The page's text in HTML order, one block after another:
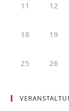
11 12
18 19
25 26